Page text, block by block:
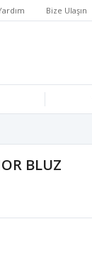
Bize Ulaşın
BLUZ